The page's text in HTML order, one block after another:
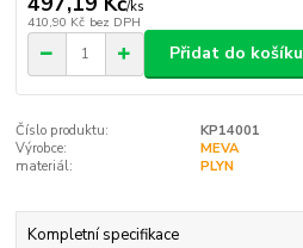
/ks
410,90 Kč bez DPH
Přidat do košíku
Číslo produktu:
KP14001
Výrobce:
MEVA
materiál:
PLYN
Kompletní specifikace